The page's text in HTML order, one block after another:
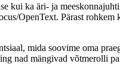
ka äri- ja
OpenText. Pärast rohkem
mida soovime oma
nad mängivad võtmerolli